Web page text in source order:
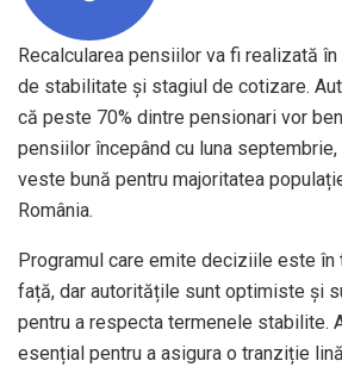
Recalcularea pensiilor va fi realizată
de stabilitate și stagiul de cotizare.
că peste 70% dintre pensionari vor
pensiilor începând cu luna
veste bună pentru majoritatea
România.
Programul care emite deciziile este
față, dar autoritățile sunt optimiste și
pentru a respecta termenele stabilite.
esențial pentru a asigura o tranziție